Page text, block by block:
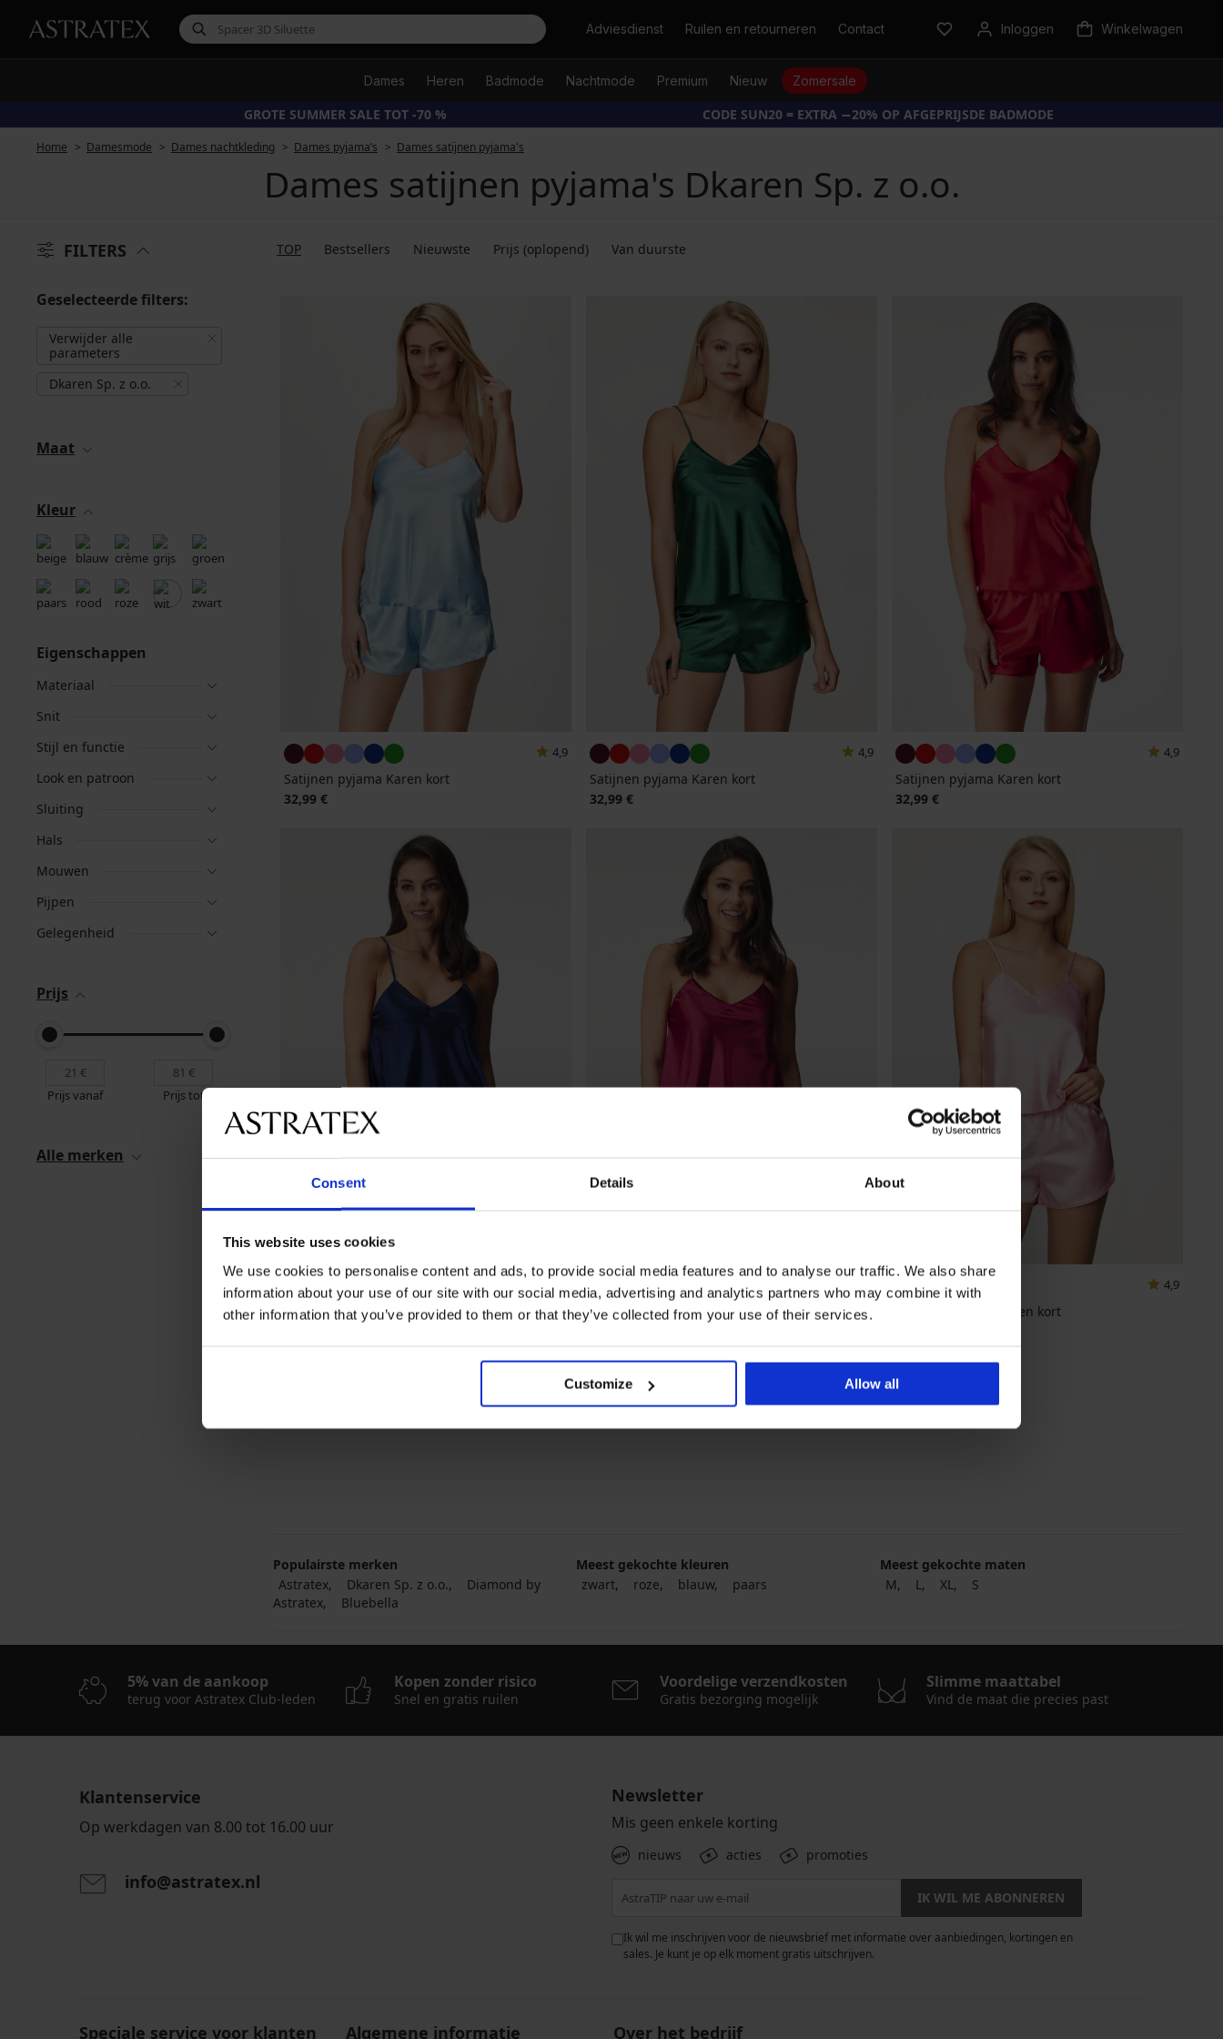
Consent Details About
This website uses cookies
We use cookies to personalise content and ads, to provide social media features and to analyse our traffic. We also share
information about your use of our site with our social media, advertising and analytics partners who may combine it with
other information that you’ve provided to them or that they’ve collected from your use of their services.
Customize Allow all
ZoekenAdviesdienst Ruilen en retourneren Contact Inloggen Winkelwagen
Dames Heren Badmode Nachtmode Premium Nieuw Zomersale
GROTE SUMMER SALE TOT -70 % CODE SUN20 = EXTRA −20% OP AFGEPRIJSDE BADMODE
Home Damesmode Dames nachtkleding Dames pyjama’s Dames satijnen pyjama's
Dames satijnen pyjama's Dkaren Sp. z o.o.
FILTERS TOP Bestsellers Nieuwste Prijs (oplopend) Van duurste
Geselecteerde filters:
Verwijder alle
parameters
Dkaren Sp. z o.o.
Maat
Kleur
Eigenschappen
Materiaal
Snit
Stijl en functie
Look en patroon
Sluiting
Hals
Mouwen
Pijpen
Gelegenheid
Prijs
Prijs vanaf Prijs tot
Alle merken
4,9
Satijnen pyjama Karen kort
32,99 €
4,9
Satijnen pyjama Karen kort
32,99 €
4,9
Satijnen pyjama Karen kort
32,99 €
4,9
Satijnen pyjama Karen kort
Satijnen pyjama Karen kort
4,9
Satijnen pyjama Karen kort
Populairste merken
Astratex
Dkaren Sp. z o.o.
Diamond by
Astratex
Bluebella
Meest gekochte kleuren
zwart
roze blauw paars
Meest gekochte maten
M
L XL S
5% van de aankoop
terug voor Astratex Club-leden
Kopen zonder risico
Snel en gratis ruilen
Voordelige verzendkosten
Gratis bezorging mogelijk
Slimme maattabel
Vind de maat die precies past
Klantenservice
Op werkdagen van 8.00 tot 16.00 uur
info@astratex.nl
Newsletter
Mis geen enkele korting
nieuws acties promoties
IK WIL ME ABONNEREN
Ik wil me inschrijven voor de nieuwsbrief met informatie over aanbiedingen, kortingen en
sales. Je kunt je op elk moment gratis uitschrijven.
Speciale service voor klanten Algemene informatie Over het bedrijf